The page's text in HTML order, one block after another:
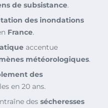
de subsistance.
des inondations
France.
accentue
météorologiques.
des
en 20 ans.
des sécheresses